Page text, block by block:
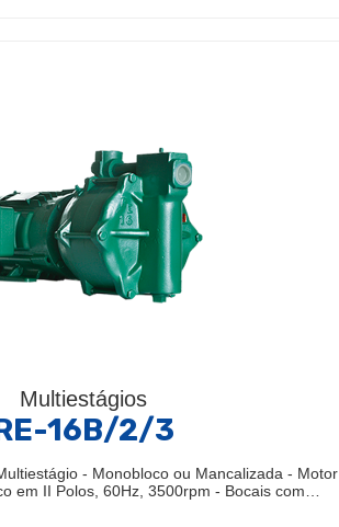
Multiestágios
16B/2/3
- Monobloco ou Mancalizada - Motor
em II Polos, 60Hz, 3500rpm - Bocais com…